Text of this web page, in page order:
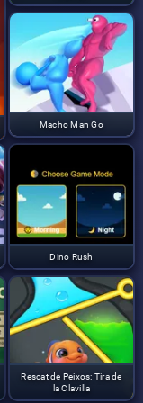
Macho Man Go
Dino Rush
Rescat de Peixos: Tira de
la Clavilla